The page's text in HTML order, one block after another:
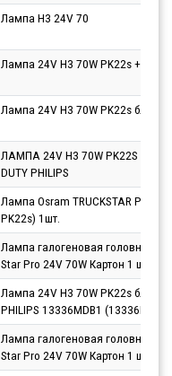
Лампа H3 24V 70
Лампа 24V H3 70W PK22s +100%
Лампа 24V H3 70W PK22s
ЛАМПА 24V H3 70W PK22S
DUTY PHILIPS
Лампа Osram TRUCKSTAR PRO (
PK22s) 1шт.
Лампа галогеновая головного
Star Pro 24V 70W Картон 1 шт
Лампа 24V H3 70W PK22s
PHILIPS 13336MDB1 (13336MDB1)
Лампа галогеновая головного
Star Pro 24V 70W Картон 1 шт